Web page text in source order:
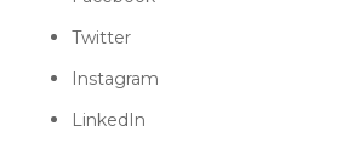
Twitter
Instagram
LinkedIn